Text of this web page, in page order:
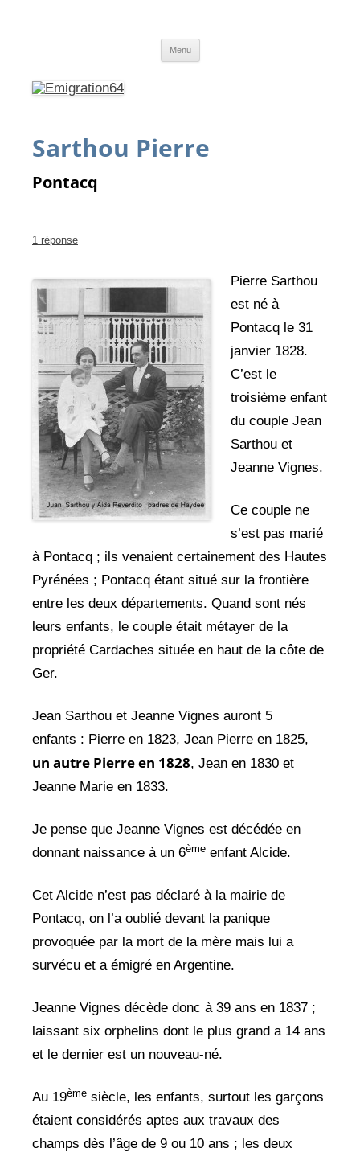
Menu
au
Sarthou Pierre
Pontacq
1 réponse
Pierre Sarthou
est né à
Pontacq le 31
janvier 1828.
C’est le
troisième enfant
du couple Jean
Sarthou et
Jeanne Vignes.
Ce couple ne
s’est pas marié
à Pontacq ; ils venaient certainement des Hautes
Pyrénées ; Pontacq étant situé sur la frontière
entre les deux départements. Quand sont nés
leurs enfants, le couple était métayer de la
propriété Cardaches située en haut de la côte de
Ger.
Jean Sarthou et Jeanne Vignes auront 5
enfants : Pierre en 1823, Jean Pierre en 1825,
un autre Pierre en 1828, Jean en 1830 et
Jeanne Marie en 1833.
Je pense que Jeanne Vignes est décédée en
donnant naissance à un 6ème enfant Alcide.
Cet Alcide n’est pas déclaré à la mairie de
Pontacq, on l’a oublié devant la panique
provoquée par la mort de la mère mais lui a
survécu et a émigré en Argentine.
Jeanne Vignes décède donc à 39 ans en 1837 ;
laissant six orphelins dont le plus grand a 14 ans
et le dernier est un nouveau-né.
Au 19ème siècle, les enfants, surtout les garçons
étaient considérés aptes aux travaux des
champs dès l’âge de 9 ou 10 ans ; les deux